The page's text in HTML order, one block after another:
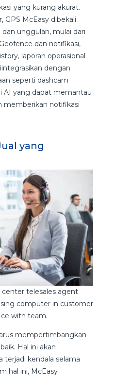
yang kurang akurat.
GPS McEasy dibekali
unggulan, mulai dari
dan notifikasi,
laporan operasional
dengan
seperti dashcam
AI yang dapat memantau
memberikan notifikasi
yang
center telesales agent
computer in customer
with team.
mempertimbangkan
Hal ini akan
terjadi kendala selama
hal ini, McEasy